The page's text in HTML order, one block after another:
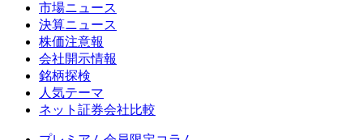
市場ニュース
決算ニュース
株価注意報
会社開示情報
銘柄探検
人気テーマ
ネット証券会社比較